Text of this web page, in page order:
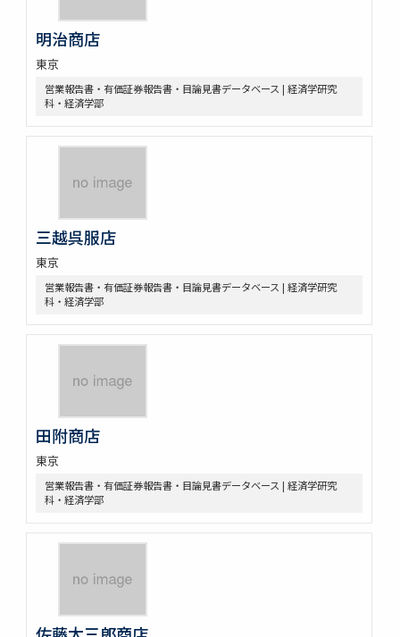
明治商店
東京
営業報告書・有価証券報告書・目論見書データベース | 経済学研究
科・経済学部
三越呉服店
東京
営業報告書・有価証券報告書・目論見書データベース | 経済学研究
科・経済学部
田附商店
東京
営業報告書・有価証券報告書・目論見書データベース | 経済学研究
科・経済学部